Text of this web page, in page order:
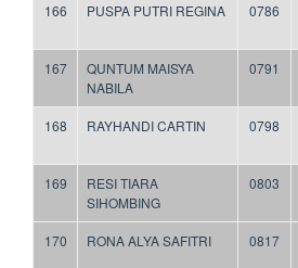
166 PUSPA PUTRI REGINA 0786
167
QUNTUM MAISYA
NABILA
0791
168 RAYHANDI CARTIN 0798
169
RESI TIARA
SIHOMBING
0803
170 RONA ALYA SAFITRI 0817